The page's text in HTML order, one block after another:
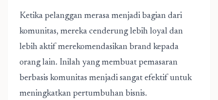
Ketika pelanggan merasa menjadi bagian dari
komunitas, mereka cenderung lebih loyal dan
lebih aktif merekomendasikan brand kepada
orang lain. Inilah yang membuat pemasaran
berbasis komunitas menjadi sangat efektif untuk
meningkatkan pertumbuhan bisnis.